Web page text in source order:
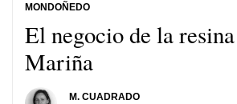
El negocio de la
Mariña
MONDOÑEDO
M. CUADRADO